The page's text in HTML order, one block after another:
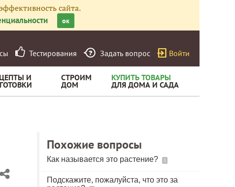
сайта.
ок
Тестирования Задать вопрос Войти
И СТРОИМ
ДОМ
КУПИТЬ ТОВАРЫ
ДЛЯ ДОМА И САДА
Похожие вопросы
Как называется это растение? 1
Подскажите, пожалуйста, что это за